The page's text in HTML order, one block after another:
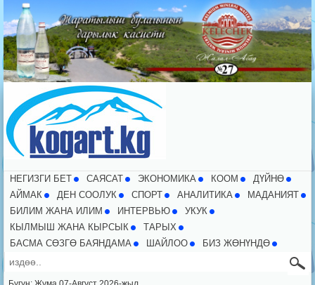
НЕГИЗГИ БЕТ CАЯСАТ ЭКОНОМИКА КООМ
ДҮЙНӨ
АЙМАК
ДЕН СООЛУК СПОРТ АНАЛИТИКА
МАДАНИЯТ
БИЛИМ ЖАНА ИЛИМ
ИНТЕРВЬЮ
УКУК
КЫЛМЫШ ЖАНА КЫРСЫК
ТАРЫХ
БАСМА СӨЗГӨ БАЯНДАМА
ШАЙЛОО БИЗ ЖӨНҮНДӨ